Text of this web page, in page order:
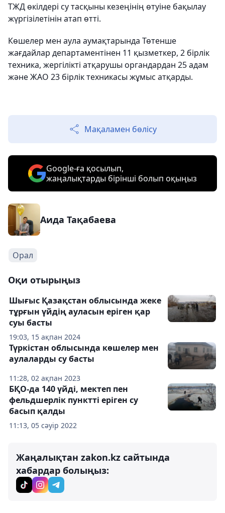
ТЖД өкілдері су тасқыны кезеңінің өтуіне бақылау
жүргізілетінін атап өтті.
Көшелер мен аула аумақтарында Төтенше
жағдайлар департаментінен 11 қызметкер, 2 бірлік
техника, жергілікті атқарушы органдардан 25 адам
және ЖАО 23 бірлік техникасы жұмыс атқарды.
Мақаламен бөлісу
Google-ға қосылып,
жаңалықтарды бірінші болып оқыңыз
Аида Тақабаева
Орал
Оқи отырыңыз
19:03, 15 ақпан 2024
Шығыс Қазақстан облысында жеке
тұрғын үйдің ауласын еріген қар
суы басты
11:28, 02 ақпан 2023
Түркістан облысында көшелер мен
аулаларды су басты
11:13, 05 сәуір 2022
БҚО-да 140 үйді, мектеп пен
фельдшерлік пунктті еріген су
басып қалды
Жаңалықтан zakon.kz сайтында
хабардар болыңыз: